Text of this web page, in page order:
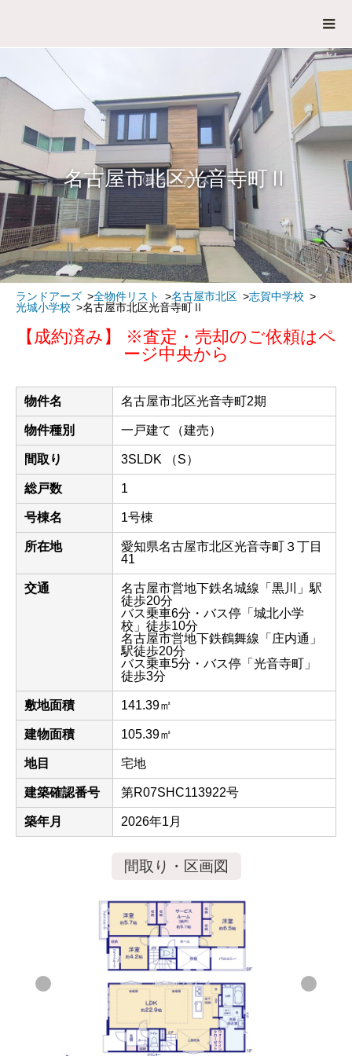
名古屋市北区光音寺町Ⅱ
ランドアーズ 全物件リスト 名古屋市北区
志賀中学校
光城小学校
名古屋市北区光音寺町Ⅱ
【成約済み】 ※査定・売却のご依頼はペ
ージ中央から
物件名 名古屋市北区光音寺町2期
物件種別 一戸建て（建売）
間取り 3SLDK （S）
総戸数 1
号棟名 1号棟
所在地
愛知県名古屋市北区光音寺町３丁目
41
交通
名古屋市営地下鉄名城線「黒川」駅
徒歩20分
バス乗車6分・バス停「城北小学
校」徒歩10分
名古屋市営地下鉄鶴舞線「庄内通」
駅徒歩20分
バス乗車5分・バス停「光音寺町」
徒歩3分
敷地面積 141.39㎡
建物面積 105.39㎡
地目 宅地
建築確認番号 第R07SHC113922号
築年月 2026年1月
間取り・区画図